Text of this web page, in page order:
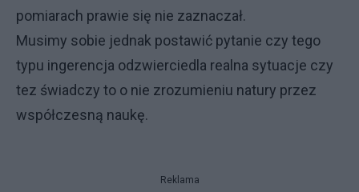
pomiarach prawie się nie zaznaczał.
Musimy sobie jednak postawić pytanie czy tego
typu ingerencja odzwierciedla realna sytuacje czy
tez świadczy to o nie zrozumieniu natury przez
współczesną naukę.
Reklama